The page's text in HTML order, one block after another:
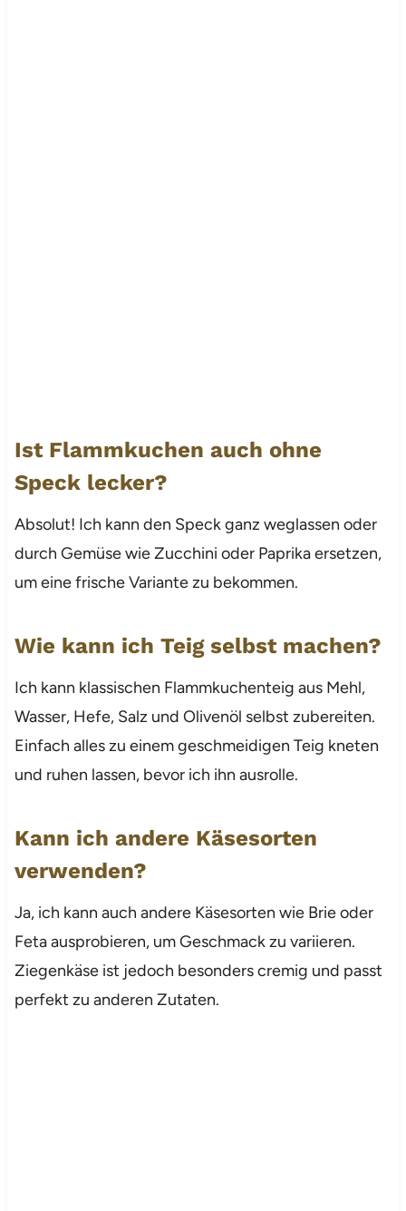
Ist Flammkuchen auch ohne
Speck lecker?
Absolut! Ich kann den Speck ganz weglassen oder
durch Gemüse wie Zucchini oder Paprika ersetzen,
um eine frische Variante zu bekommen.
Wie kann ich Teig selbst machen?
Ich kann klassischen Flammkuchenteig aus Mehl,
Wasser, Hefe, Salz und Olivenöl selbst zubereiten.
Einfach alles zu einem geschmeidigen Teig kneten
und ruhen lassen, bevor ich ihn ausrolle.
Kann ich andere Käsesorten
verwenden?
Ja, ich kann auch andere Käsesorten wie Brie oder
Feta ausprobieren, um Geschmack zu variieren.
Ziegenkäse ist jedoch besonders cremig und passt
perfekt zu anderen Zutaten.